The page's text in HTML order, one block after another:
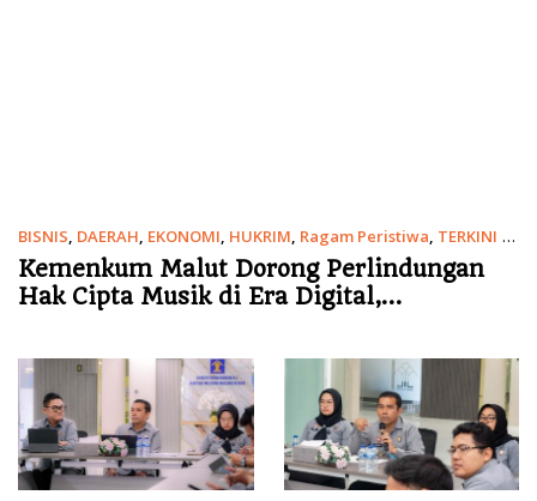
BISNIS, DAERAH, EKONOMI, HUKRIM, Ragam Peristiwa, TERKINI 6
Agustus 2026
Kemenkum Malut Dorong Perlindungan
Hak Cipta Musik di Era Digital,
Penguatan Royalti